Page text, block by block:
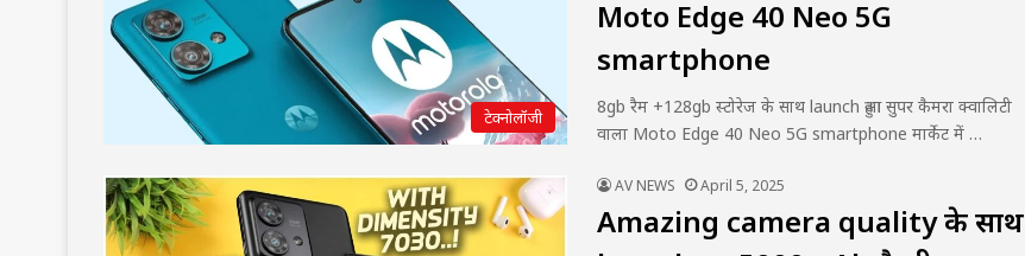
टेक्नोलॉजी
Moto Edge 40 Neo 5G
smartphone
8gb रैम +128gb स्टोरेज के साथ launch हुआ सुपर कैमरा क्वालिटी
वाला Moto Edge 40 Neo 5G smartphone मार्केट में …
AV NEWS April 5, 2025
Amazing camera quality के साथ